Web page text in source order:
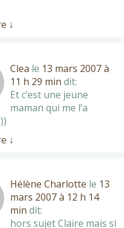
↓
Clea le 13 mars 2007 à
11 h 29 min dit:
Et c’est une jeune
maman qui me l’a
↓
Hélène Charlotte le 13
mars 2007 à 12 h 14
min dit:
hors sujet Claire mais si